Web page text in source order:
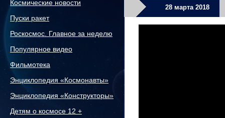
Космические новости
Пуски ракет
Роскосмос. Главное за неделю
Популярное видео
Фильмотека
Энциклопедия «Космонавты»
Энциклопедия «Конструкторы»
Детям о космосе 12 +
28 марта 2018